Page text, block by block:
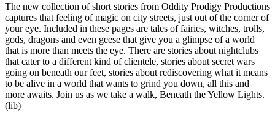
The new collection of short stories from Oddity Prodigy Productions
captures that feeling of magic on city streets, just out of the corner of
your eye. Included in these pages are tales of fairies, witches, trolls,
gods, dragons and even geese that give you a glimpse of a world
that is more than meets the eye. There are stories about nightclubs
that cater to a different kind of clientele, stories about secret wars
going on beneath our feet, stories about rediscovering what it means
to be alive in a world that wants to grind you down, all this and
more awaits. Join us as we take a walk, Beneath the Yellow Lights.
(lib)